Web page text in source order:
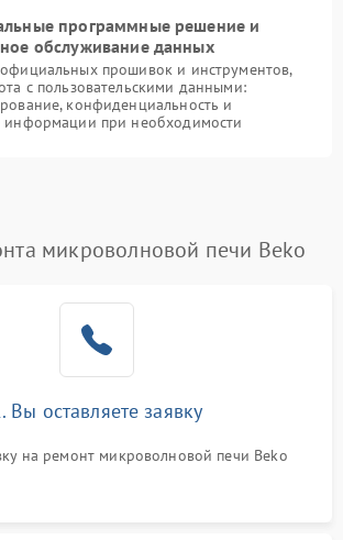
программные решение и
обслуживание данных
прошивок и инструментов,
с пользовательскими данными:
конфиденциальность и
информации при необходимости
микроволновой печи Beko
Вы оставляете заявку
на ремонт микроволновой печи Beko